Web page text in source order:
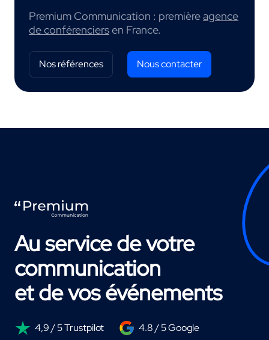
Premium Communication : premièreagence
de conférenciersen France.
Nos références Nous contacter
Au service de votre
communication
et de vos événements
4,9 / 5 Trustpilot 4.8 / 5 Google